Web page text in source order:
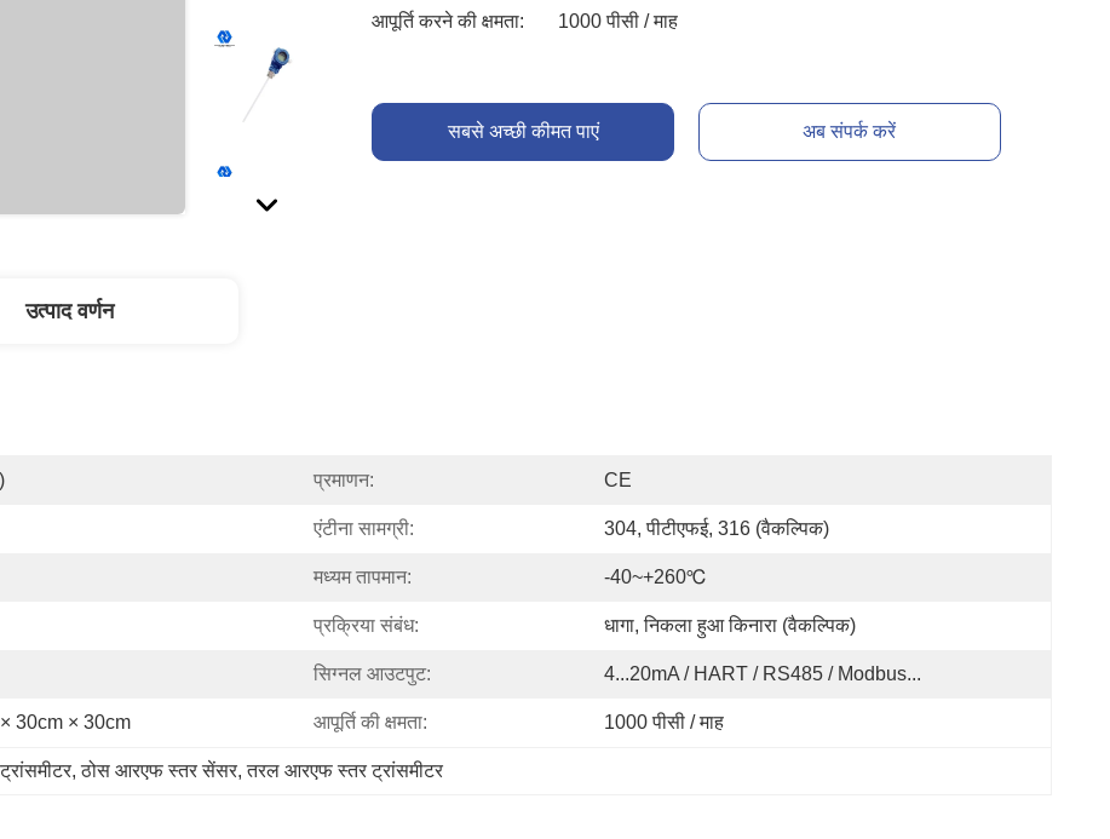
आपूर्ति करने की क्षमता: 1000 पीसी / माह
सबसे अच्छी कीमत पाएं अब संपर्क करें
उत्पाद वर्णन
प्रमाणन: CE
एंटीना सामग्री: 304, पीटीएफई, 316 (वैकल्पिक)
मध्यम तापमान: -40~+260℃
प्रक्रिया संबंध: धागा, निकला हुआ किनारा (वैकल्पिक)
सिग्नल आउटपुट: 4...20mA / HART / RS485 / Modbus...
× 30cm × 30cm आपूर्ति की क्षमता: 1000 पीसी / माह
, ठोस आरएफ स्तर सेंसर, तरल आरएफ स्तर ट्रांसमीटर